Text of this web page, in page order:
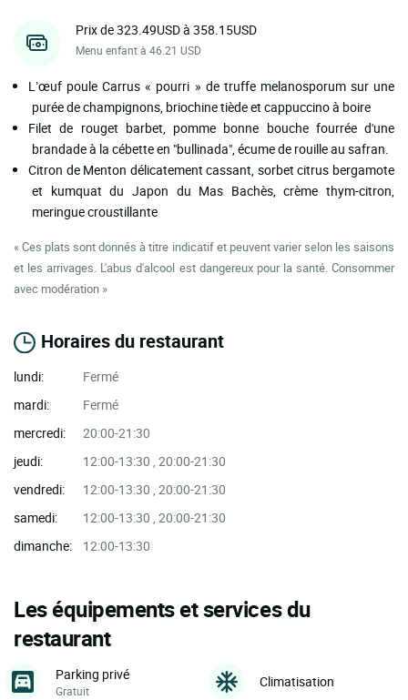
Prix de 323.49USD à 358.15USD
Menu enfant à 46.21 USD
L’œuf poule Carrus « pourri » de truffe melanosporum sur une
purée de champignons, briochine tiède et cappuccino à boire
Filet de rouget barbet, pomme bonne bouche fourrée d'une
brandade à la cébette en "bullinada", écume de rouille au safran.
Citron de Menton délicatement cassant, sorbet citrus bergamote
et kumquat du Japon du Mas Bachès, crème thym-citron,
meringue croustillante
« Ces plats sont donnés à titre indicatif et peuvent varier selon les saisons
et les arrivages. L'abus d'alcool est dangereux pour la santé. Consommer
avec modération »
Horaires du restaurant
lundi:
Fermé
mardi:
Fermé
mercredi:
20:00-21:30
jeudi:
12:00-13:30 , 20:00-21:30
vendredi:
12:00-13:30 , 20:00-21:30
samedi:
12:00-13:30 , 20:00-21:30
dimanche:
12:00-13:30
Les équipements et services du
restaurant
Parking privé
Gratuit
Climatisation